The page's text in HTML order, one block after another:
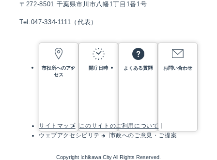
〒272-8501 千葉県市川市八幡1丁目1番1号
Tel:047-334-1111（代表）
市役所へのアク
セス
開庁日時 よくある質問 お問い合わせ
サイトマップ
このサイトのご利用について
ウェブアクセシビリティ
市政へのご意見・ご提案
Copyright Ichikawa City All Rights Reserved.